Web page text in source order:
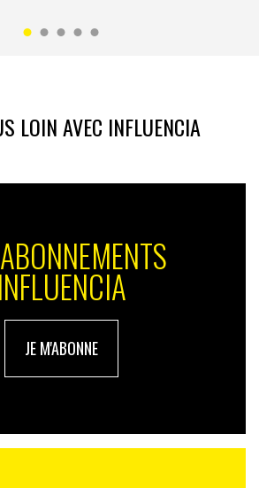
LOIN AVEC INFLUENCIA
INFLUENCIA
JE M'ABONNE